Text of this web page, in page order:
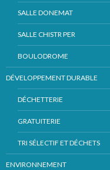
SALLE DONEMAT
SALLE CHISTR PER
BOULODROME
DÉVELOPPEMENT DURABLE
DÉCHETTERIE
GRATUITERIE
TRI SÉLECTIF ET DÉCHETS
ENVIRONNEMENT